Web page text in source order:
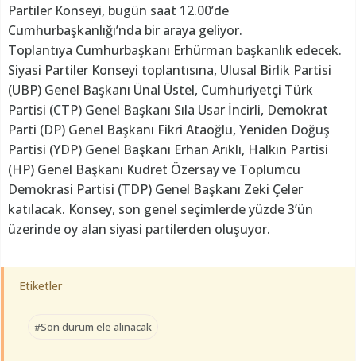
Partiler Konseyi, bugün saat 12.00’de
Cumhurbaşkanlığı’nda bir araya geliyor.
Toplantıya Cumhurbaşkanı Erhürman başkanlık edecek.
Siyasi Partiler Konseyi toplantısına, Ulusal Birlik Partisi
(UBP) Genel Başkanı Ünal Üstel, Cumhuriyetçi Türk
Partisi (CTP) Genel Başkanı Sıla Usar İncirli, Demokrat
Parti (DP) Genel Başkanı Fikri Ataoğlu, Yeniden Doğuş
Partisi (YDP) Genel Başkanı Erhan Arıklı, Halkın Partisi
(HP) Genel Başkanı Kudret Özersay ve Toplumcu
Demokrasi Partisi (TDP) Genel Başkanı Zeki Çeler
katılacak. Konsey, son genel seçimlerde yüzde 3’ün
üzerinde oy alan siyasi partilerden oluşuyor.
Etiketler
#Son durum ele alınacak